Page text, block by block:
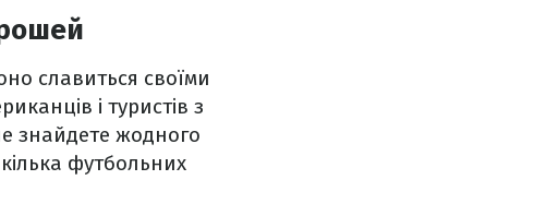
славиться своїми
і туристів з
знайдете жодного
футбольних